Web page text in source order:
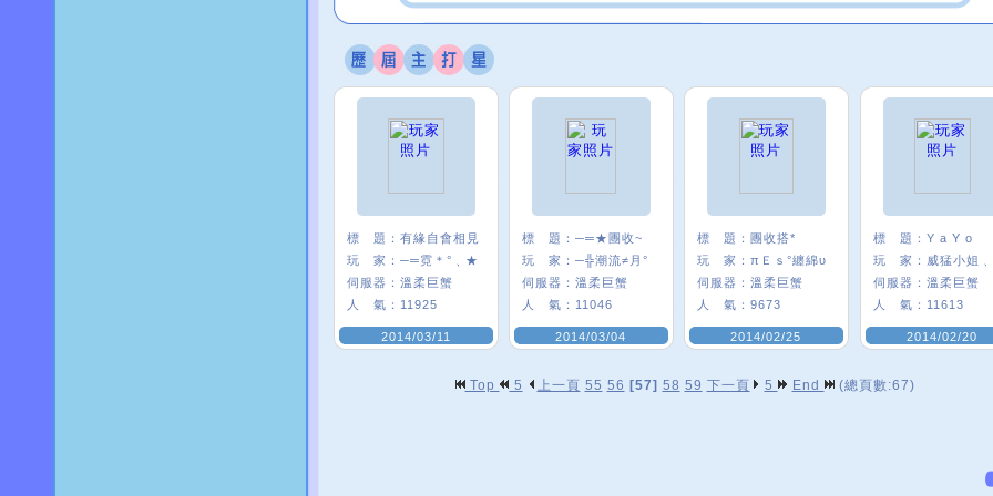
標 題： 有緣自會相見
玩 家： ─═霓＊°﹑★
伺服器： 溫柔巨蟹
人 氣： 11925
2014/03/11
標 題： ─═★團收~
玩 家： ─╬潮流≠月°
伺服器： 溫柔巨蟹
人 氣： 11046
2014/03/04
標 題： 團收搭*
玩 家： πＥｓ°纏綿υ
伺服器： 溫柔巨蟹
人 氣： 9673
2014/02/25
標 題： Y a Y o
玩 家：
伺服器： 溫柔巨蟹
人 氣： 11613
2014/02/20
Top 5 上一頁 55 56 [57] 58 59 下一頁 5 End (總頁數:67)